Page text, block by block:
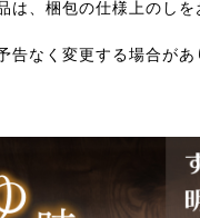
は、梱包の仕様上のしを
告なく変更する場合があ